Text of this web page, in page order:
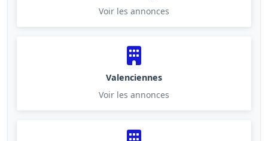
Voir les annonces
Valenciennes
Voir les annonces